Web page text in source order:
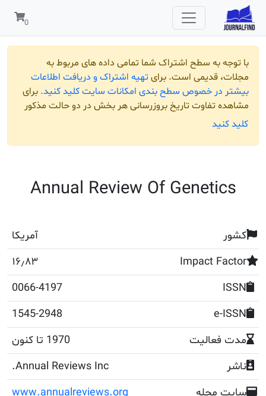
به سطح اشتراک شما تمامی داده های مربوط به
قدیمی است. برای تهیه اشتراک و دریافت اطلاعات
خصوص سطح بندی امکانات سایت کلید کنید.برای
تاریخ بروزرسانی هر بخش در دو حالت مذکور
Annual Review Of
Impact
0066-4197
1545-2948
Annual Reviews Inc.
www.annualreviews.org